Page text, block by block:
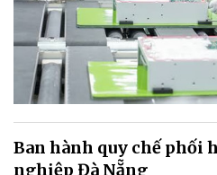
Ban hành quy chế phối
nghiệp Đà Nẵng